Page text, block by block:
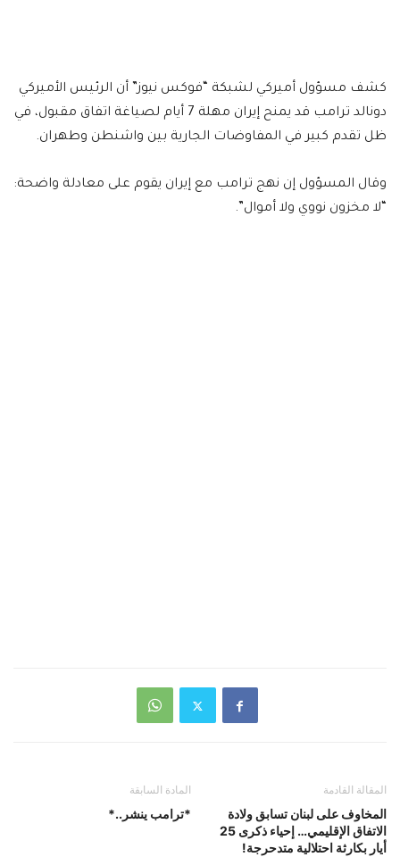
كشف مسؤول أميركي لشبكة “فوكس نيوز” أن الرئيس الأميركي
دونالد ترامب قد يمنح إيران مهلة 7 أيام لصياغة اتفاق مقبول، في
ظل تقدم كبير في المفاوضات الجارية بين واشنطن وطهران.
وقال المسؤول إن نهج ترامب مع إيران يقوم على معادلة واضحة:
“لا مخزون نووي ولا أموال”.
المادة السابقة
*ترامب ينشر..*
المقالة القادمة
المخاوف على لبنان تسابق ولادة
الاتفاق الإقليمي… إحياء ذكرى 25
أيار بكارثة احتلالية متدحرجة!